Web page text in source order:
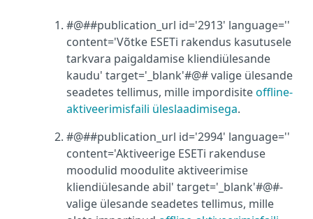
#@##publication_url id='2913' language=''
content='Võtke ESETi rakendus kasutusele
tarkvara paigaldamise kliendiülesande
kaudu' target='_blank'#@# valige ülesande
seadetes tellimus, mille impordisiteoffline-
aktiveerimisfaili üleslaadimisega.
#@##publication_url id='2994' language=''
content='Aktiveerige ESETi rakenduse
moodulid moodulite aktiveerimise
kliendiülesande abil' target='_blank'#@#-
valige ülesande seadetes tellimus, mille